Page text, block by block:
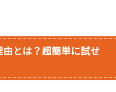
とは？超簡単に試せ